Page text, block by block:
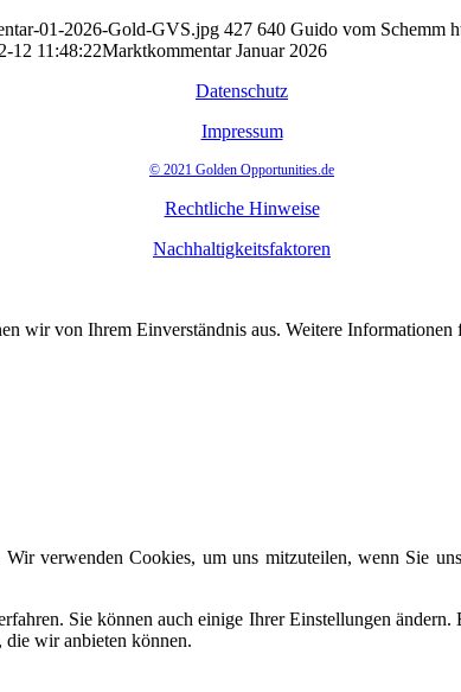
01-2026-Gold-GVS.jpg 427 640 Guido vom Schemm
12 11:48:22Marktkommentar Januar 2026
Datenschutz
Impressum
© 2021 Golden Opportunities.de
Rechtliche Hinweise
Nachhaltigkeitsfaktoren
wir von Ihrem Einverständnis aus. Weitere
verwenden Cookies, um uns mitzuteilen, wenn Sie
Sie können auch einige Ihrer Einstellungen
die wir anbieten können.